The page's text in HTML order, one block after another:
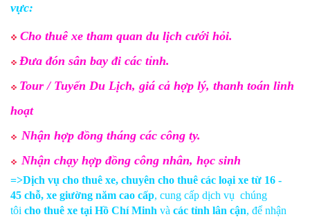
vực:
Cho thuê xe tham quan du lịch cưới hỏi.
Đưa đón sân bay đi các tỉnh.
Tour / Tuyến Du Lịch, giá cả hợp lý, thanh toán linh
hoạt
Nhận hợp đồng tháng các công ty.
Nhận chạy hợp đồng công nhân, học sinh
=>Dịch vụ cho thuê xe, chuyên cho thuê các loại xe từ 16 -
45 chỗ, xe giường năm cao cấp, cung cấp dịch vụ chúng
tôi cho thuê xe tại Hồ Chí Minh và các tỉnh lân cận, để nhận